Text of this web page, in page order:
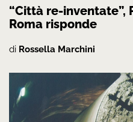
“Città re-inventate”,
Roma risponde
di Rossella Marchini